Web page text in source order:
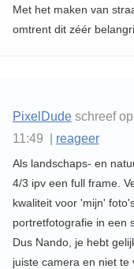
Met het maken van
omtrent dit zéér
PixelDudeschreef
11:49 | reageer
Als landschaps- en
4/3 ipv een full frame.
kwaliteit voor 'mijn'
portretfotografie in een
Dus Nando, je hebt
juiste camera en niet